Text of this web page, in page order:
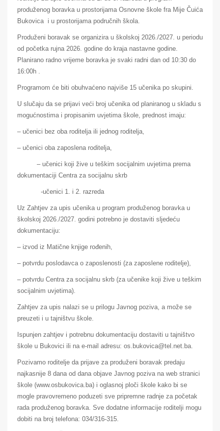
produženog boravka u prostorijama Osnovne škole fra Mije Čuića
Bukovica i u prostorijama područnih škola.
Produženi boravak se organizira u školskoj 2026./2027. u periodu
od početka rujna 2026. godine do kraja nastavne godine.
Planirano radno vrijeme boravka je svaki radni dan od 10:30 do
16:00h .
Programom će biti obuhvaćeno najviše 15 učenika po skupini.
U slučaju da se prijavi veći broj učenika od planiranog u skladu s
mogućnostima i propisanim uvjetima škole, prednost imaju:
– učenici bez oba roditelja ili jednog roditelja,
– učenici oba zaposlena roditelja,
– učenici koji žive u teškim socijalnim uvjetima prema
dokumentaciji Centra za socijalnu skrb
-učenici 1. i 2. razreda
Uz Zahtjev za upis učenika u program produženog boravka u
školskoj 2026./2027. godini potrebno je dostaviti sljedeću
dokumentaciju:
– izvod iz Matične knjige rođenih,
– potvrdu poslodavca o zaposlenosti (za zaposlene roditelje),
– potvrdu Centra za socijalnu skrb (za učenike koji žive u teškim
socijalnim uvjetima).
Zahtjev za upis nalazi se u prilogu Javnog poziva, a može se
preuzeti i u tajništvu škole.
Ispunjen zahtjev i potrebnu dokumentaciju dostaviti u tajništvo
škole u Bukovici ili na e-mail adresu: os.bukovica@tel.net.ba.
Pozivamo roditelje da prijave za produženi boravak predaju
najkasnije 8 dana od dana objave Javnog poziva na web stranici
škole (www.osbukovica.ba) i oglasnoj ploči škole kako bi se
mogle pravovremeno poduzeti sve pripremne radnje za početak
rada produženog boravka. Sve dodatne informacije roditelji mogu
dobiti na broj telefona: 034/316-315.